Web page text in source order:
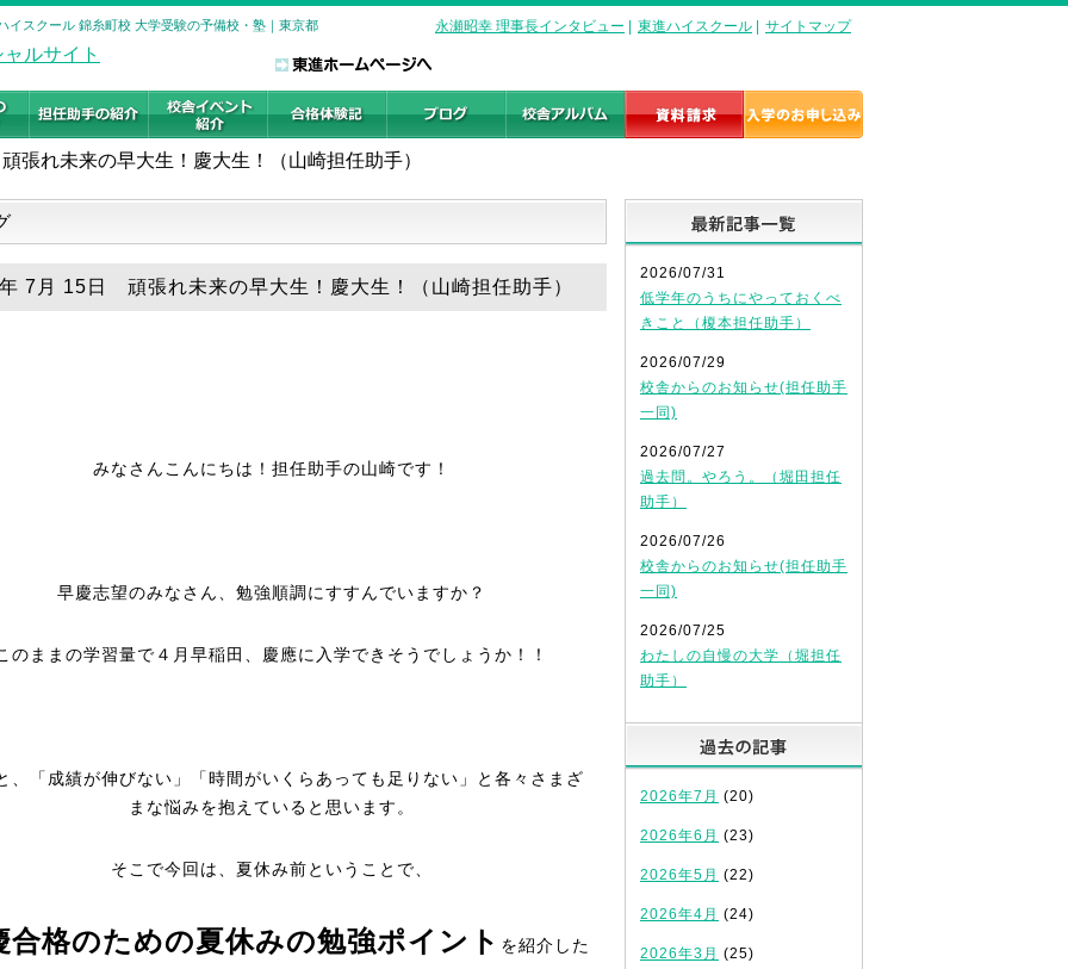
イスクール 錦糸町校 大学受験の予備校・塾｜東京都 永瀬昭幸 理事長インタビュー 東進ハイスクール サイトマップ
頑張れ未来の早大生！慶大生！（山崎担任助手）
7月 15日 頑張れ未来の早大生！慶大生！（山崎担任助手）
みなさんこんにちは！担任助手の山崎です！
早慶志望のみなさん、勉強順調にすすんでいますか？
のままの学習量で４月早稲田、慶應に入学できそうでしょうか！！
、「成績が伸びない」「時間がいくらあっても足りない」と各々さまざ
まな悩みを抱えていると思います。
そこで今回は、夏休み前ということで、
合格のための夏休みの勉強ポイント を紹介した
2026/07/31
低学年のうちにやっておくべ
きこと（榎本担任助手）
2026/07/29
校舎からのお知らせ(担任助手
一同)
2026/07/27
過去問。やろう。（堀田担任
助手）
2026/07/26
校舎からのお知らせ(担任助手
一同)
2026/07/25
わたしの自慢の大学（堀担任
助手）
2026年7月 (20)
2026年6月 (23)
2026年5月 (22)
2026年4月 (24)
2026年3月 (25)